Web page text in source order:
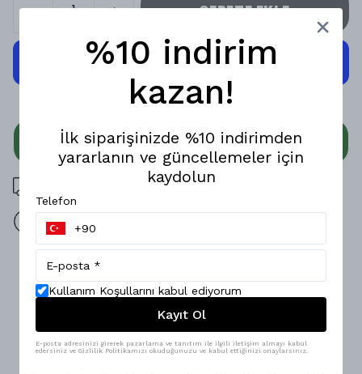
SEPETE EKLE
WHATSAPP
3000 TL üzeri ücretsiz kargo
14 gün içinde iade değişim
Ürün Açıklaması
Hafif ve rahat bir stil için ideal! Modal kumaşı sayesinde
serin tutan bu salaş modal erkek gömlek, yumuşak
dokusuyla gün boyu konfor sağlar.; Rahat kesimi ile
özgürce hareket etmeni sağlar.; 5 farklı renk seçeneği ile
geniş kombin imkanı sunar.; Sokak modası ve casual
kombinler için mükemmel seçim! •Ürünlerimiz Mesfeno
%10 indirim
kazan!
İlk siparişinizde %10 indirimden
yararlanın ve güncellemeler için
kaydolun
Telefon
Kullanım Koşullarını kabul ediyorum
Kayıt Ol
E-posta adresinizi girerek pazarlama ve tanıtım ile ilgili iletişim almayı kabul
edersiniz ve Gizlilik Politikamızı okuduğunuzu ve kabul ettiğinizi onaylarsınız.